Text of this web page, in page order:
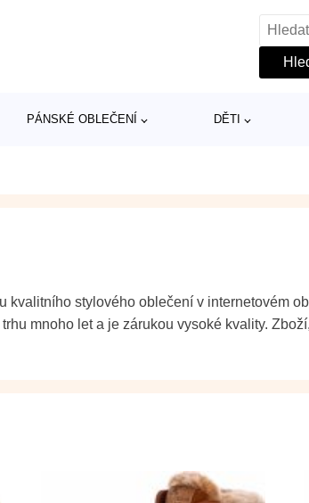
PÁNSKÉ OBLEČENÍ DĚTI
kvalitního stylového oblečení v internetovém
mnoho let a je zárukou vysoké kvality.